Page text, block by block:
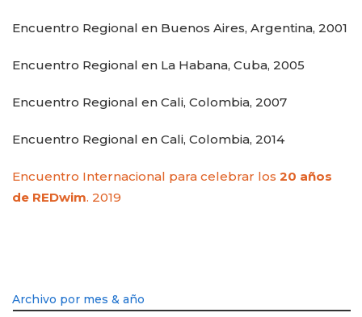
Encuentro Regional en Buenos Aires, Argentina, 2001
Encuentro Regional en La Habana, Cuba, 2005
Encuentro Regional en Cali, Colombia, 2007
Encuentro Regional en Cali, Colombia, 2014
Encuentro Internacional para celebrar los 20 años
de REDwim. 2019
Archivo por mes & año